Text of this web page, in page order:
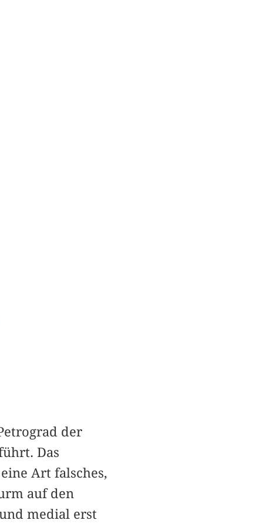
der
Das
Art falsches,
auf den
medial erst